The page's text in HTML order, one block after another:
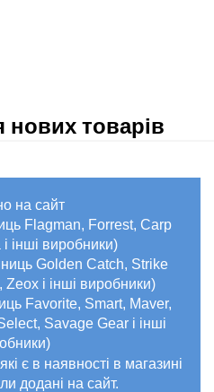
товарів
на сайт
Flagman, Forrest, Carp
інші виробники)
Golden Catch, Strike
і інші виробники)
Favorite, Smart, Maver,
Savage Gear і інші
є в наявності в магазині
додані на сайт.